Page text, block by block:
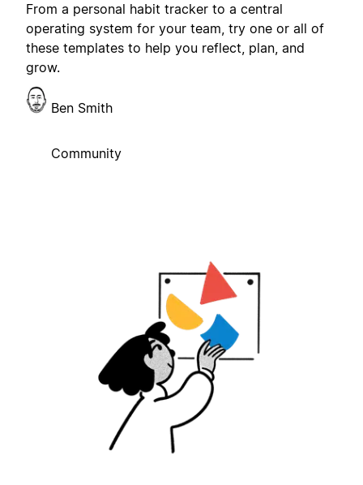
From a personal habit tracker to a central
operating system for your team, try one or all of
these templates to help you reflect, plan, and
grow.
Ben Smith
Community